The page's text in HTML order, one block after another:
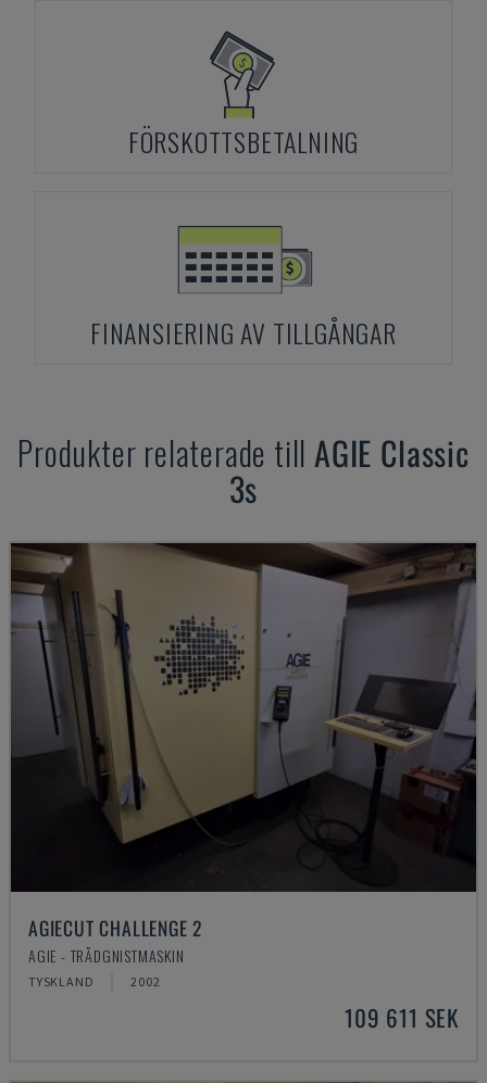
FÖRSKOTTSBETALNING
FINANSIERING AV TILLGÅNGAR
Produkter relaterade tillAGIE Classic
3s
AGIECUT CHALLENGE 2
AGIE - TRÅDGNISTMASKIN
TYSKLAND 2002
109 611 SEK